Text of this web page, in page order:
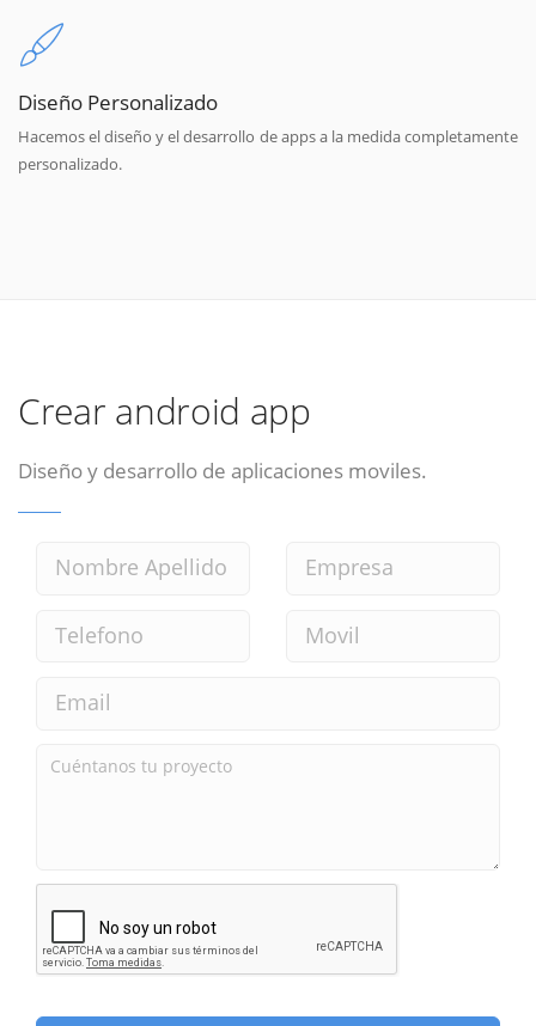
Diseño Personalizado
Hacemos el diseño y el desarrollo de apps a la medida completamente
personalizado.
Crear android app
Diseño y desarrollo de aplicaciones moviles.